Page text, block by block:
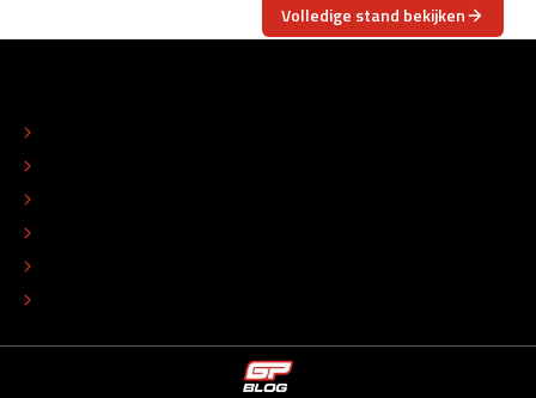
Volledige stand bekijken